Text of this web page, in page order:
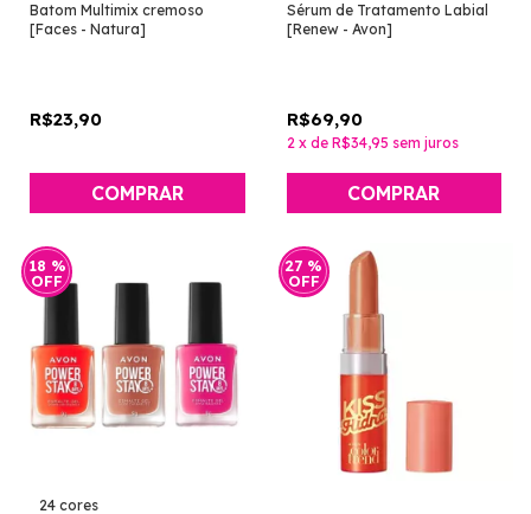
Batom Multimix cremoso
[Faces - Natura]
R$23,90
COMPRAR
Sérum de Tratamento Labial
[Renew - Avon]
R$69,90
2 x de R$34,95 sem juros
18 %
OFF
24 cores
27 %
OFF